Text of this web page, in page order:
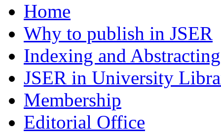
Home
Why to publish in JSER
Indexing and Abstracting
JSER in University
Membership
Editorial Office